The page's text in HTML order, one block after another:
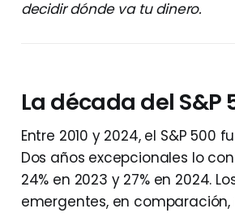
decidir dónde va tu dinero.
La década del S&P
Entre 2010 y 2024, el S&P 500
Dos años excepcionales lo
24% en 2023 y 27% en 2024.
emergentes, en